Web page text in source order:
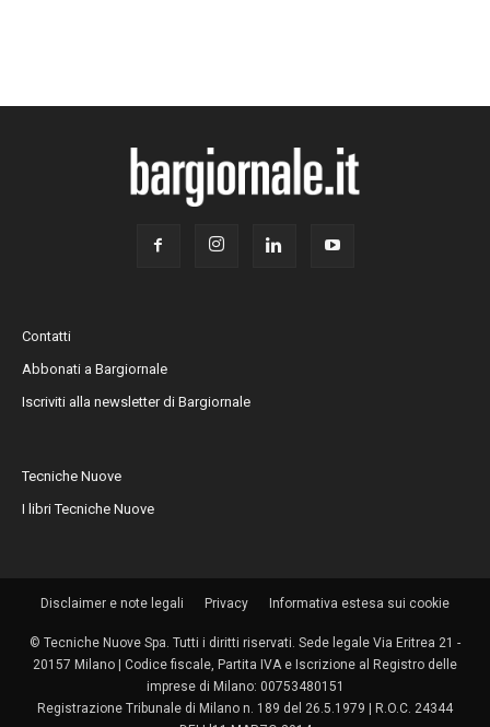
Contatti
Abbonati a Bargiornale
Iscriviti alla newsletter di Bargiornale
Tecniche Nuove
I libri Tecniche Nuove
Disclaimer e note legali Privacy Informativa estesa sui cookie
© Tecniche Nuove Spa. Tutti i diritti riservati. Sede legale Via Eritrea 21 -
20157 Milano | Codice fiscale, Partita IVA e Iscrizione al Registro delle
imprese di Milano: 00753480151
Registrazione Tribunale di Milano n. 189 del 26.5.1979 | R.O.C. 24344